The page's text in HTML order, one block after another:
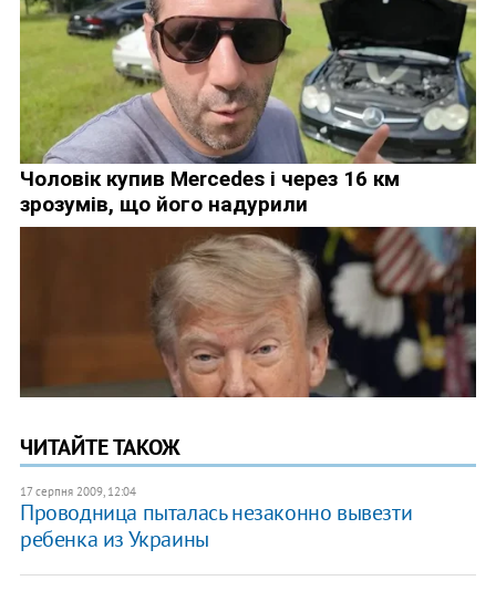
ЧИТАЙТЕ ТАКОЖ
17 серпня 2009, 12:04
Проводница пыталась незаконно вывезти
ребенка из Украины